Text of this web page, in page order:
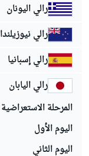
رالي اليونان
رالي نيوزيلندا
رالي إسبانيا
رالي اليابان
المرحلة الاستعراضية
اليوم الأول
اليوم الثاني